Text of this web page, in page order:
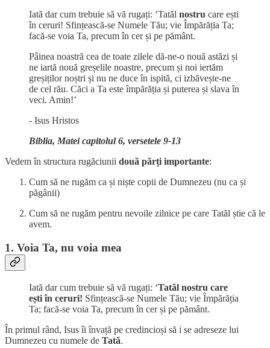
Iată dar cum trebuie să vă rugați: ‘Tatăl nostru care ești
în ceruri! Sfințească-se Numele Tău; vie Împărăția Ta;
facă-se voia Ta, precum în cer și pe pământ.
Pâinea noastră cea de toate zilele dă-ne-o nouă astăzi și
ne iartă nouă greșelile noastre, precum și noi iertăm
greșiților noștri și nu ne duce în ispită, ci izbăvește-ne
de cel rău. Căci a Ta este împărăția și puterea și slava în
veci. Amin!’
- Isus Hristos
Biblia, Matei capitolul 6, versetele 9-13
Vedem în structura rugăciunii două părți importante:
Cum să ne rugăm ca și niște copii de Dumnezeu (nu ca și
păgânii)
Cum să ne rugăm pentru nevoile zilnice pe care Tatăl știe că le
avem.
1. Voia Ta, nu voia mea
Iată dar cum trebuie să vă rugați: ‘Tatăl nostru care
ești în ceruri! Sfințească-se Numele Tău; vie Împărăția
Ta; facă-se voia Ta, precum în cer și pe pământ.
În primul rând, Isus îi învață pe credincioși să i se adreseze lui
Dumnezeu cu numele de Tată.